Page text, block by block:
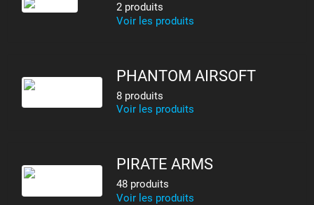
2 produits
Voir les produits
PHANTOM AIRSOFT
8 produits
Voir les produits
PIRATE ARMS
48 produits
Voir les produits